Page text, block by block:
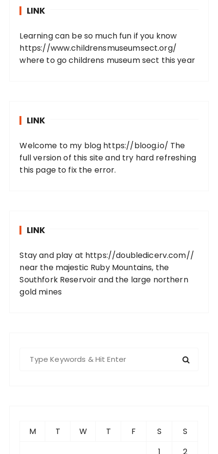
LINK
Learning can be so much fun if you know
https://www.childrensmuseumsect.org/
where to go childrens museum sect this year
LINK
Welcome to my blog https://bloog.io/ The
full version of this site and try hard refreshing
this page to fix the error.
LINK
Stay and play at https://doubledicerv.com//
near the majestic Ruby Mountains, the
Southfork Reservoir and the large northern
gold mines
M T W T F S
S